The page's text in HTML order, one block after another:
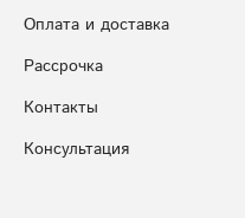
Оплата и доставка
Рассрочка
Контакты
Консультация